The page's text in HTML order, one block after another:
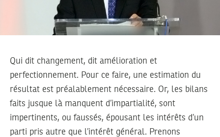
Qui dit changement, dit amélioration et
perfectionnement. Pour ce faire, une estimation du
résultat est préalablement nécessaire. Or, les bilans
faits jusque là manquent d’impartialité, sont
impertinents, ou faussés, épousant les intérêts d’un
parti pris autre que l’intérêt général. Prenons